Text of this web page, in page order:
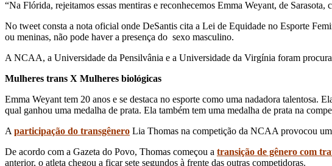
“Na Flórida, rejeitamos essas mentiras e reconhecemos Emma Weyant, de
No tweet consta a nota oficial onde DeSantis cita a Lei de Equidade no Esporte
ou meninas, não pode haver a presença do sexo masculino.
A NCAA, a Universidade da Pensilvânia e a Universidade da Virgínia foram
Mulheres trans X Mulheres biológicas
Emma Weyant tem 20 anos e se destaca no esporte como uma nadadora
qual ganhou uma medalha de prata. Ela também tem uma medalha de prata na
A participação do transgênero Lia Thomas na competição da NCAA provocou um
De acordo com a Gazeta do Povo, Thomas começou a transição de gênero com
anterior, o atleta chegou a ficar sete segundos à frente das outras competidoras.